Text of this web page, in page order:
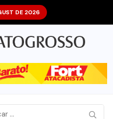
DE 2026